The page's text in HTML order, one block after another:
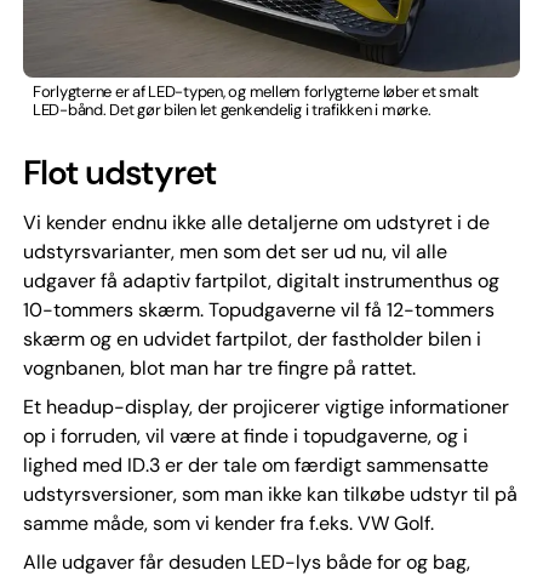
Forlygterne er af LED-typen, og mellem forlygterne løber et smalt
LED-bånd. Det gør bilen let genkendelig i trafikken i mørke.
Flot udstyret
Vi kender endnu ikke alle detaljerne om udstyret i de
udstyrsvarianter, men som det ser ud nu, vil alle
udgaver få adaptiv fartpilot, digitalt instrumenthus og
10-tommers skærm. Topudgaverne vil få 12-tommers
skærm og en udvidet fartpilot, der fastholder bilen i
vognbanen, blot man har tre fingre på rattet.
Et headup-display, der projicerer vigtige informationer
op i forruden, vil være at finde i topudgaverne, og i
lighed med ID.3 er der tale om færdigt sammensatte
udstyrsversioner, som man ikke kan tilkøbe udstyr til på
samme måde, som vi kender fra f.eks. VW Golf.
Alle udgaver får desuden LED-lys både for og bag,